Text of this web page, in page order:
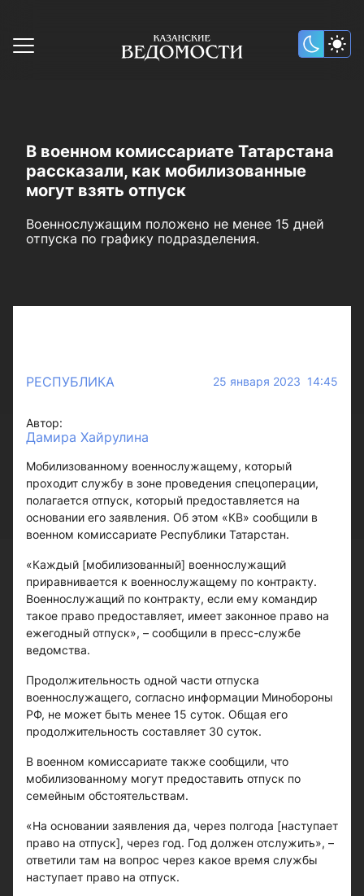
В военном комиссариате Татарстана
рассказали, как мобилизованные
могут взять отпуск
Военнослужащим положено не менее 15 дней
отпуска по графику подразделения.
РЕСПУБЛИКА 25 января 2023 14:45
Автор:
Дамира Хайрулина
Мобилизованному военнослужащему, который
проходит службу в зоне проведения спецоперации,
полагается отпуск, который предоставляется на
основании его заявления. Об этом «КВ» сообщили в
военном комиссариате Республики Татарстан.
«Каждый [мобилизованный] военнослужащий
приравнивается к военнослужащему по контракту.
Военнослужащий по контракту, если ему командир
такое право предоставляет, имеет законное право на
ежегодный отпуск», – сообщили в пресс-службе
ведомства.
Продолжительность одной части отпуска
военнослужащего, согласно информации Минобороны
РФ, не может быть менее 15 суток. Общая его
продолжительность составляет 30 суток.
В военном комиссариате также сообщили, что
мобилизованному могут предоставить отпуск по
семейным обстоятельствам.
«На основании заявления да, через полгода [наступает
право на отпуск], через год. Год должен отслужить», –
ответили там на вопрос через какое время службы
наступает право на отпуск.